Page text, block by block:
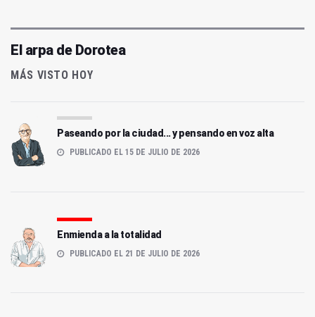
El arpa de Dorotea
MÁS VISTO HOY
Paseando por la ciudad... y pensando en voz alta
PUBLICADO EL 15 DE JULIO DE 2026
Enmienda a la totalidad
PUBLICADO EL 21 DE JULIO DE 2026